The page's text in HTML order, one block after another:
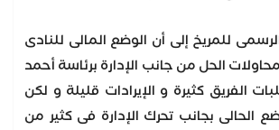
للمريخ إلى أن الوضع المالى للنادى
الحل من جانب الإدارة برئاسة أحمد
الفريق كثيرة و الإيرادات قليلة و لكن
الحالى بجانب تحرك الإدارة فى كثير من